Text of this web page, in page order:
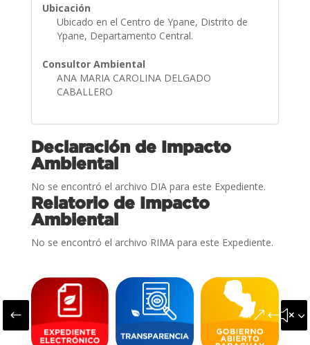
Ubicación
Ubicado en el Centro de Ypane, Distrito de
Ypane, Departamento Central.
Consultor Ambiental
ANA MARIA CAROLINA DELGADO
CABALLERO
Declaración de Impacto
Ambiental
No se encontró el archivo DIA para este Expediente.
Relatorio de Impacto
Ambiental
No se encontró el archivo RIMA para este Expediente.
#